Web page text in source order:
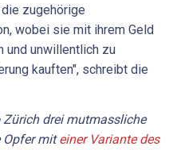
zugehörige
wobei sie mit ihrem Geld
und unwillentlich zu
kauften", schreibt die
drei mutmassliche
Opfer miteiner Variante des